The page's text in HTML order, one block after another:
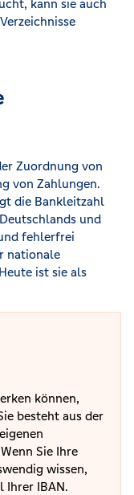
kann sie auch
Zuordnung von
von Zahlungen.
die Bankleitzahl
und
fehlerfrei
nationale
ist sie als
können,
besteht aus der
Sie Ihre
wissen,
Ihrer IBAN.